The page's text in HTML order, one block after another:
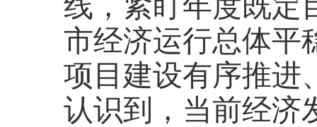
市经济运行总体平
项目建设有序推进
认识到，当前经济